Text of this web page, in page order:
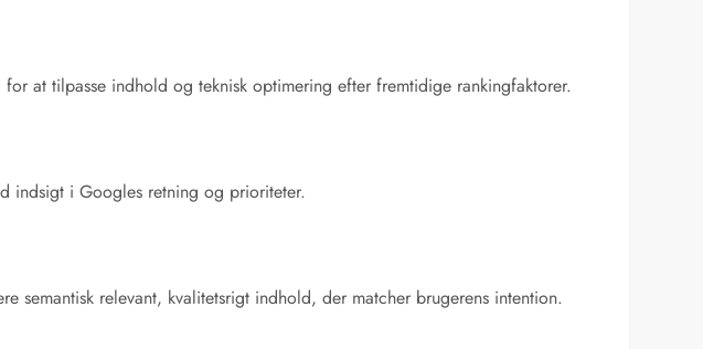
at tilpasse indhold og teknisk optimering efter fremtidige rankingfaktorer.
indsigt i Googles retning og prioriteter.
semantisk relevant, kvalitetsrigt indhold, der matcher brugerens intention.